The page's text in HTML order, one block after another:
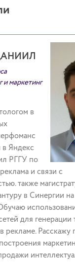
маркетинг
в
в Яндекс
РГГУ по
и связи с
также
в Синергии на
для генерации
рекламе. Расскажу